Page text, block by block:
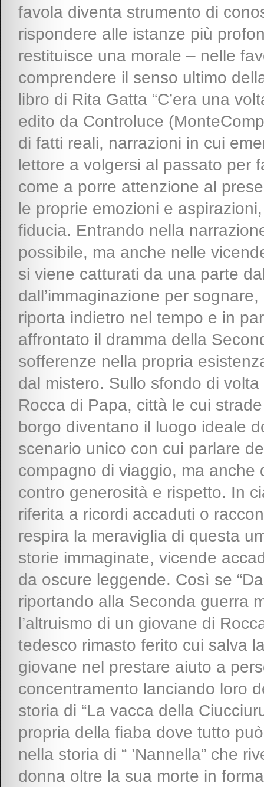
favola diventa strumento di
rispondere alle istanze più
restituisce una morale – nelle
comprendere il senso ultimo
libro di Rita Gatta “C’era una
edito da Controluce
di fatti reali, narrazioni in cui
lettore a volgersi al passato per
come a porre attenzione al
le proprie emozioni e
fiducia. Entrando nella
possibile, ma anche nelle
si viene catturati da una parte
dall’immaginazione per
riporta indietro nel tempo e in
affrontato il dramma della
sofferenze nella propria
dal mistero. Sullo sfondo di
Rocca di Papa, città le cui
borgo diventano il luogo ideale
scenario unico con cui parlare
compagno di viaggio, ma
contro generosità e rispetto. In
riferita a ricordi accaduti o
respira la meraviglia di questa
storie immaginate, vicende
da oscure leggende. Così se
riportando alla Seconda guerra
l’altruismo di un giovane di
tedesco rimasto ferito cui salva
giovane nel prestare aiuto a
concentramento lanciando loro
storia di “La vacca della
propria della fiaba dove tutto
nella storia di “ ’Nannella” che
donna oltre la sua morte in